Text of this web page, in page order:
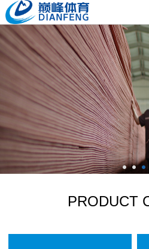
PRODUCT